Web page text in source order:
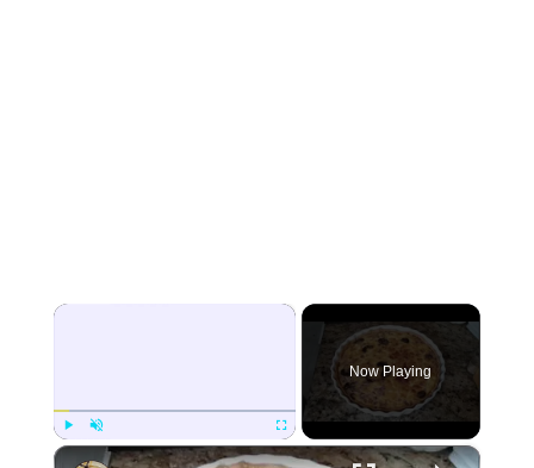
×
Unmute Fullscreen
Now Playing
×